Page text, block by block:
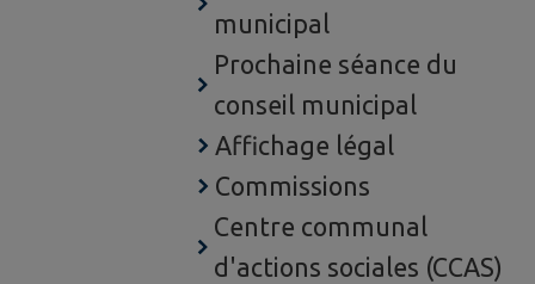
municipal
Prochaine séance du
conseil municipal
Affichage légal
Commissions
Centre communal
d'actions sociales (CCAS)